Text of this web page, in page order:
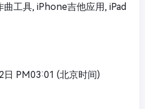
工具, iPhone吉他应用, iPad
日 PM03:01 (北京时间)